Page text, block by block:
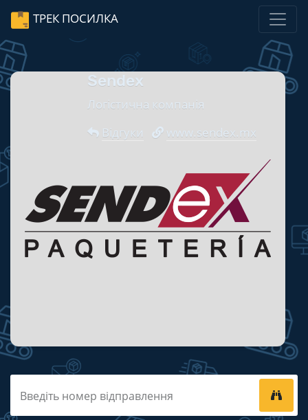
ТРЕК ПОСИЛКА
Sendex
Логістична компанія
Відгуки
www.sendex.mx